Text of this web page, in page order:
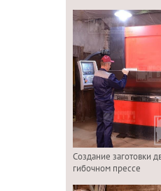
Создание заготовки
гибочном прессе